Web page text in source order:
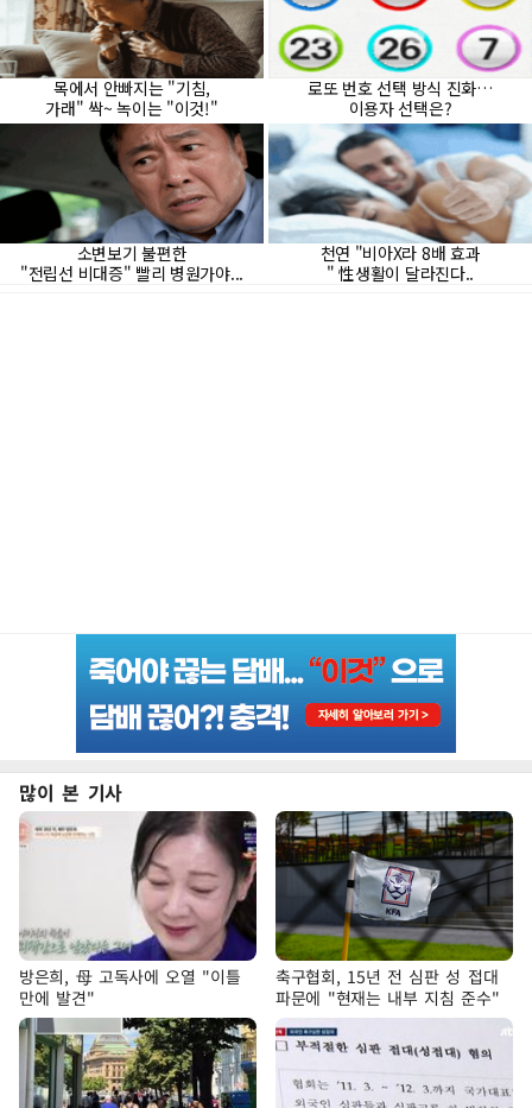
많이 본 기사
방은희, 母 고독사에 오열 "이틀
만에 발견"
축구협회, 15년 전 심판 성 접대
파문에 "현재는 내부 지침 준수"